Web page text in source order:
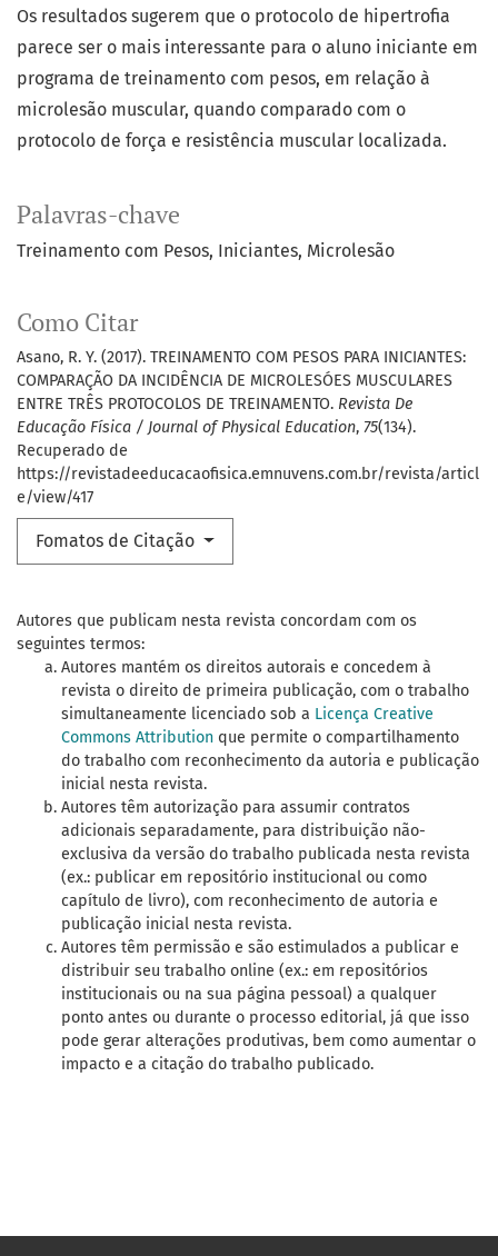
Palavras-chave
Treinamento com Pesos Iniciantes Microlesão
Como Citar
Asano, R. Y. (2017). TREINAMENTO COM PESOS PARA INICIANTES:
COMPARAÇÃO DA INCIDÊNCIA DE MICROLESÓES MUSCULARES
ENTRE TRÊS PROTOCOLOS DE TREINAMENTO. Revista De
Educação Física / Journal of Physical Education, 75(134).
Recuperado de
https://revistadeeducacaofisica.emnuvens.com.br/revista/articl
e/view/417
Fomatos de Citação
Os resultados sugerem que o protocolo de hipertrofia
parece ser o mais interessante para o aluno iniciante em
programa de treinamento com pesos, em relação à
microlesão muscular, quando comparado com o
protocolo de força e resistência muscular localizada.
Autores que publicam nesta revista concordam com os
seguintes termos:
Autores mantém os direitos autorais e concedem à
revista o direito de primeira publicação, com o trabalho
simultaneamente licenciado sob a Licença Creative
Commons Attribution que permite o compartilhamento
do trabalho com reconhecimento da autoria e publicação
inicial nesta revista.
Autores têm autorização para assumir contratos
adicionais separadamente, para distribuição não-
exclusiva da versão do trabalho publicada nesta revista
(ex.: publicar em repositório institucional ou como
capítulo de livro), com reconhecimento de autoria e
publicação inicial nesta revista.
Autores têm permissão e são estimulados a publicar e
distribuir seu trabalho online (ex.: em repositórios
institucionais ou na sua página pessoal) a qualquer
ponto antes ou durante o processo editorial, já que isso
pode gerar alterações produtivas, bem como aumentar o
impacto e a citação do trabalho publicado.